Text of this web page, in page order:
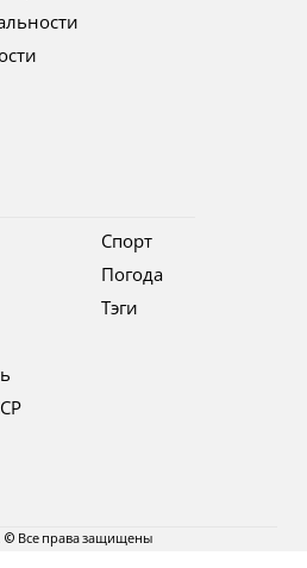
Спорт
Погода
Тэги
© Все права защищены